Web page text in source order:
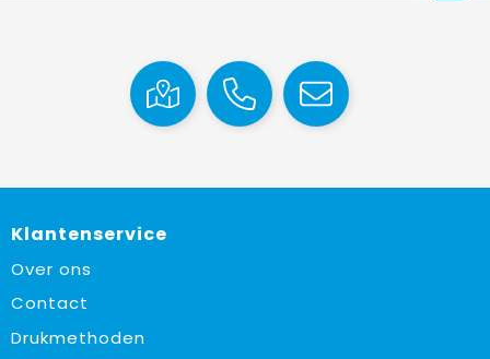
Klantenservice
Over ons
Contact
Drukmethoden